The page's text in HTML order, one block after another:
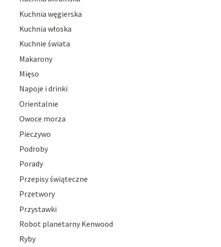
Kuchnia węgierska
Kuchnia włoska
Kuchnie świata
Makarony
Mięso
Napoje i drinki
Orientalnie
Owoce morza
Pieczywo
Podroby
Porady
Przepisy świąteczne
Przetwory
Przystawki
Robot planetarny Kenwood
Ryby